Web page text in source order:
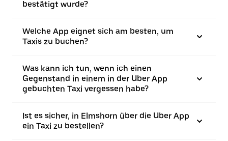
bestätigt wurde?
Welche App eignet sich am besten, um
Taxis zu buchen?
Was kann ich tun, wenn ich einen
Gegenstand in einem in der Uber App
gebuchten Taxi vergessen habe?
Ist es sicher, in Elmshorn über die Uber App
ein Taxi zu bestellen?